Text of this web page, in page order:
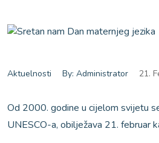
Aktuelnosti By: Administrator 21.
Od 2000. godine u cijelom svijetu
UNESCO-a, obilježava 21. februar